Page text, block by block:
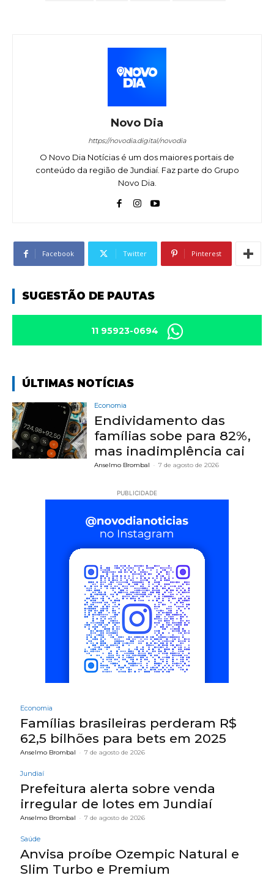
Novo Dia
https://novodia.digital/novodia
O Novo Dia Notícias é um dos maiores portais de
conteúdo da região de Jundiaí. Faz parte do Grupo
Novo Dia.
Facebook Twitter Pinterest
SUGESTÃO DE PAUTAS
11 95923-0694
ÚLTIMAS NOTÍCIAS
Economia
Endividamento das
famílias sobe para 82%,
mas inadimplência cai
Anselmo Brombal - 7 de agosto de 2026
PUBLICIDADE
Economia
Famílias brasileiras perderam R$
62,5 bilhões para bets em 2025
Anselmo Brombal - 7 de agosto de 2026
Jundiaí
Prefeitura alerta sobre venda
irregular de lotes em Jundiaí
Anselmo Brombal - 7 de agosto de 2026
Saúde
Anvisa proíbe Ozempic Natural e
Slim Turbo e Premium